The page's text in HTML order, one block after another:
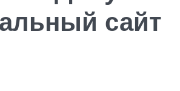
сайт